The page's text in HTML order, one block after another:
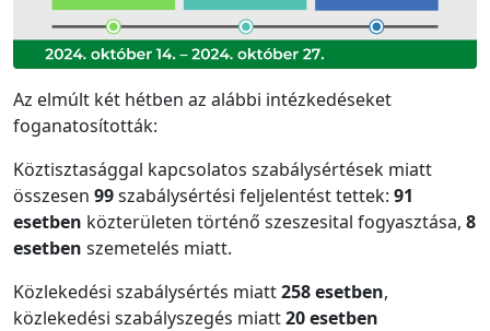
Az elmúlt két hétben az alábbi intézkedéseket
foganatosították:
Köztisztasággal kapcsolatos szabálysértések miatt
összesen 99szabálysértési feljelentést tettek: 91
esetben közterületen történő szeszesital fogyasztása, 8
esetben szemetelés miatt.
Közlekedési szabálysértés miatt258 esetben,
közlekedési szabályszegés miatt20 esetben